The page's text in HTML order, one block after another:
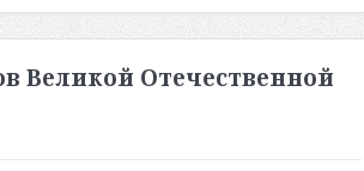
Великой Отечественной